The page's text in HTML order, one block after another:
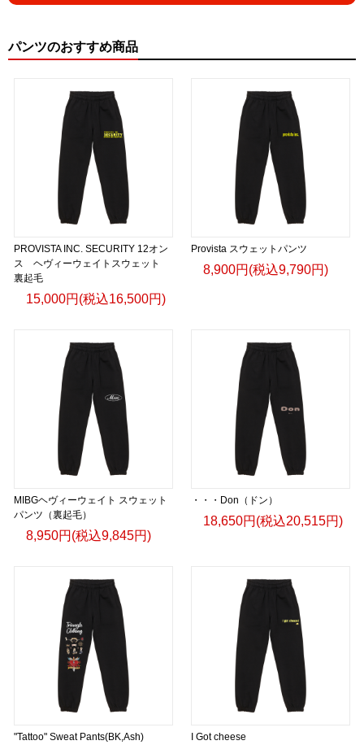
パンツのおすすめ商品
PROVISTA INC. SECURITY 12オン
ス ヘヴィーウェイトスウェット
裏起毛
15,000円(税込16,500円)
Provista スウェットパンツ
8,900円(税込9,790円)
MIBGヘヴィーウェイト スウェット
パンツ（裏起毛）
8,950円(税込9,845円)
・・・Don（ドン）
18,650円(税込20,515円)
"Tattoo" Sweat Pants(BK,Ash) I Got cheese